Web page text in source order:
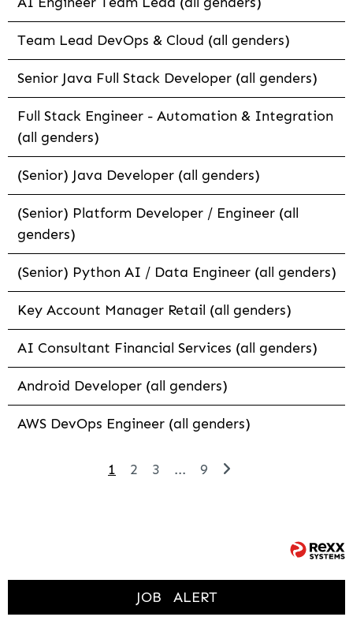
Team Lead DevOps & Cloud (all genders)
Senior Java Full Stack Developer (all genders)
Full Stack Engineer - Automation & Integration
(all genders)
(Senior) Java Developer (all genders)
(Senior) Platform Developer / Engineer (all
genders)
(Senior) Python AI / Data Engineer (all genders)
Key Account Manager Retail (all genders)
AI Consultant Financial Services (all genders)
Android Developer (all genders)
AWS DevOps Engineer (all genders)
1 2 3 ... 9
JOB ALERT